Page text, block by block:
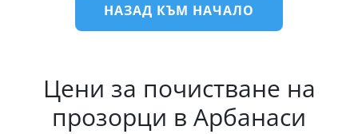
НАЗАД КЪМ НАЧАЛО
Цени за почистване на
прозорци в Арбанаси